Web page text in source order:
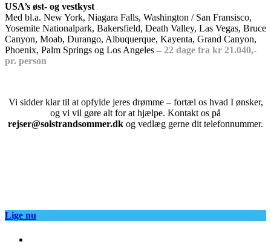
USA’s øst- og vestkyst
Med bl.a. New York, Niagara Falls, Washington / San Fransisco,
Yosemite Nationalpark, Bakersfield, Death Valley, Las Vegas, Bruce
Canyon, Moab, Durango, Albuquerque, Kayenta, Grand Canyon,
Phoenix, Palm Springs og Los Angeles – 22 dage fra kr 21.040,-
pr. person
Vi sidder klar til at opfylde jeres drømme – fortæl os hvad I ønsker,
og vi vil gøre alt for at hjælpe. Kontakt os på
rejser@solstrandsommer.dk og vedlæg gerne dit telefonnummer.
Lige nu